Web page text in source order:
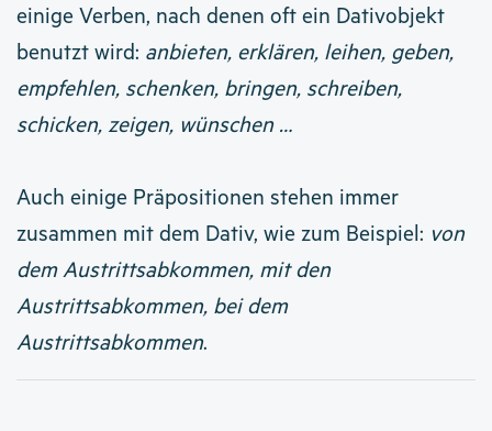
einige Verben, nach denen oft ein Dativobjekt
benutzt wird: anbieten, erklären, leihen, geben,
empfehlen, schenken, bringen, schreiben,
schicken, zeigen, wünschen …
Auch einige Präpositionen stehen immer
zusammen mit dem Dativ, wie zum Beispiel: von
dem Austrittsabkommen, mit den
Austrittsabkommen, bei dem
Austrittsabkommen.